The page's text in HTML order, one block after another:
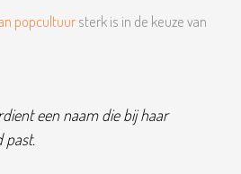
popcultuursterk is in de keuze van
een naam die bij haar
past.